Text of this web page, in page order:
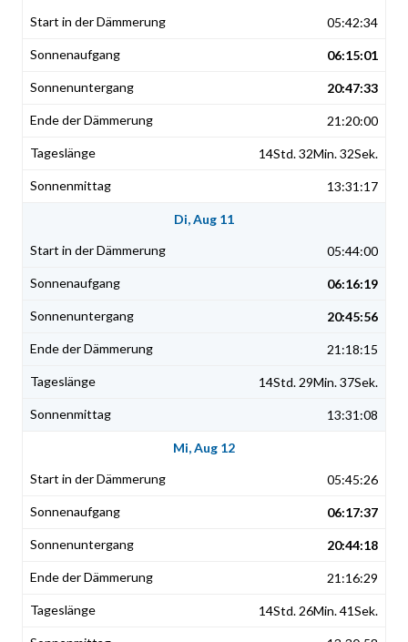
05:42:34
06:15:01
20:47:33
21:20:00
14Std. 32Min. 32Sek.
13:31:17
Di, Aug 11
05:44:00
06:16:19
20:45:56
21:18:15
14Std. 29Min. 37Sek.
13:31:08
Mi, Aug 12
05:45:26
06:17:37
20:44:18
21:16:29
14Std. 26Min. 41Sek.